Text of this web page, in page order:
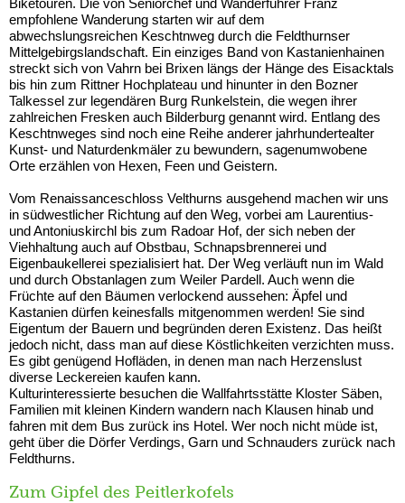
empfohlene Wanderung starten wir auf dem
abwechslungsreichen Keschtnweg durch die Feldthurnser
Mittelgebirgslandschaft. Ein einziges Band von Kastanienhainen
streckt sich von Vahrn bei Brixen längs der Hänge des Eisacktals
bis hin zum Rittner Hochplateau und hinunter in den Bozner
Talkessel zur legendären Burg Runkelstein, die wegen ihrer
zahlreichen Fresken auch Bilderburg genannt wird. Entlang des
Keschtnweges sind noch eine Reihe anderer jahrhundertealter
Kunst- und Naturdenkmäler zu bewundern, sagenumwobene
Orte erzählen von Hexen, Feen und Geistern.
Vom Renaissanceschloss Velthurns ausgehend machen wir uns
in südwestlicher Richtung auf den Weg, vorbei am Laurentius-
und Antoniuskirchl bis zum Radoar Hof, der sich neben der
Viehhaltung auch auf Obstbau, Schnapsbrennerei und
Eigenbaukellerei spezialisiert hat. Der Weg verläuft nun im Wald
und durch Obstanlagen zum Weiler Pardell. Auch wenn die
Früchte auf den Bäumen verlockend aussehen: Äpfel und
Kastanien dürfen keinesfalls mitgenommen werden! Sie sind
Eigentum der Bauern und begründen deren Existenz. Das heißt
jedoch nicht, dass man auf diese Köstlichkeiten verzichten muss.
Es gibt genügend Hofläden, in denen man nach Herzenslust
diverse Leckereien kaufen kann.
Kulturinteressierte besuchen die Wallfahrtsstätte Kloster Säben,
Familien mit kleinen Kindern wandern nach Klausen hinab und
fahren mit dem Bus zurück ins Hotel. Wer noch nicht müde ist,
geht über die Dörfer Verdings, Garn und Schnauders zurück nach
Feldthurns.
Zum Gipfel des Peitlerkofels